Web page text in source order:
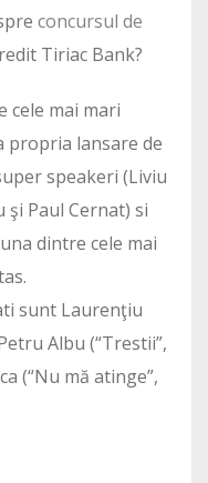
concursul de
Tiriac Bank?
cele mai mari
propria lansare de
speakeri (Liviu
şi Paul Cernat) si
dintre cele mai
sunt Laurenţiu
Albu (“Trestii”,
(“Nu mă atinge”,